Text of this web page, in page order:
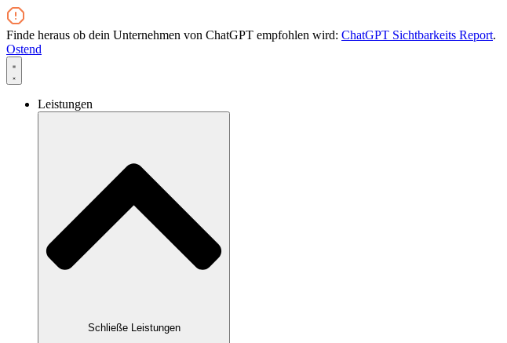
Zum
Inhalt
wechseln
Finde heraus ob dein Unternehmen von ChatGPT empfohlen wird: ChatGPT Sichtbarkeits Report.
Ostend
Leistungen
Schließe Leistungen